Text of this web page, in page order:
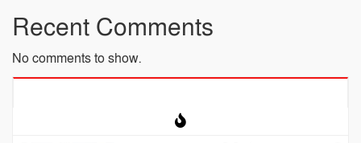
Recent Comments
No comments to show.